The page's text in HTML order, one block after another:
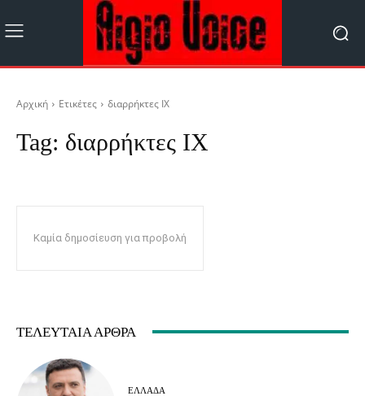
Αρχική Ετικέτες διαρρήκτες ΙΧ
Tag: διαρρήκτες ΙΧ
Καμία δημοσίευση για προβολή
ΤΕΛΕΥΤΑΊΑ ΆΡΘΡΑ
ΕΛΛΆΔΑ